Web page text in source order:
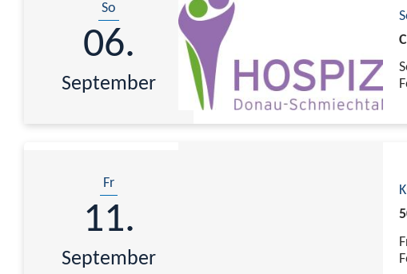
So
06.
September
Fr
11.
September